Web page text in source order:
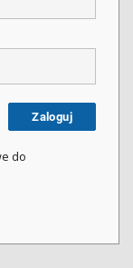
Zaloguj
do